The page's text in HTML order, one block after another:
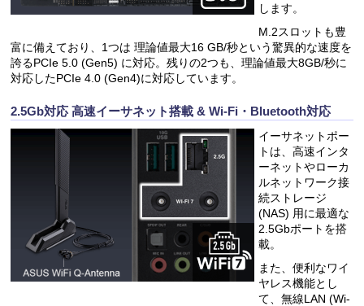
します。
M.2スロットも豊
富に備えており、1つは 理論値最大16 GB/秒という驚異的な速度を
誇るPCIe 5.0 (Gen5) に対応。残りの2つも、理論値最大8GB/秒に
対応したPCIe 4.0 (Gen4)に対応しています。
2.5Gb対応 高速イーサネット搭載 & Wi-Fi・Bluetooth対応
イーサネットポー
トは、高速インタ
ーネットやローカ
ルネットワーク接
続ストレージ
(NAS) 用に最適な
2.5Gbポートを搭
載。
また、便利なワイ
ヤレス機能とし
て、無線LAN (Wi-